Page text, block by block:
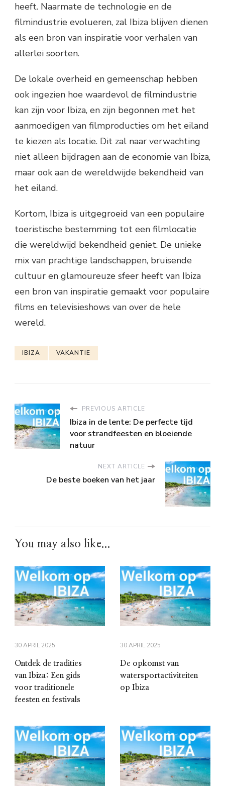
heeft. Naarmate de technologie en de
filmindustrie evolueren, zal Ibiza blijven dienen
als een bron van inspiratie voor verhalen van
allerlei soorten.
De lokale overheid en gemeenschap hebben
ook ingezien hoe waardevol de filmindustrie
kan zijn voor Ibiza, en zijn begonnen met het
aanmoedigen van filmproducties om het eiland
te kiezen als locatie. Dit zal naar verwachting
niet alleen bijdragen aan de economie van Ibiza,
maar ook aan de wereldwijde bekendheid van
het eiland.
Kortom, Ibiza is uitgegroeid van een populaire
toeristische bestemming tot een filmlocatie
die wereldwijd bekendheid geniet. De unieke
mix van prachtige landschappen, bruisende
cultuur en glamoureuze sfeer heeft van Ibiza
een bron van inspiratie gemaakt voor populaire
films en televisieshows van over de hele
wereld.
IBIZA VAKANTIE
PREVIOUS ARTICLE
Ibiza in de lente: De perfecte tijd
voor strandfeesten en bloeiende
natuur
NEXT ARTICLE
De beste boeken van het jaar
You may also like...
30 APRIL 2025
Ontdek de tradities
van Ibiza: Een gids
voor traditionele
feesten en festivals
30 APRIL 2025
De opkomst van
watersportactiviteiten
op Ibiza